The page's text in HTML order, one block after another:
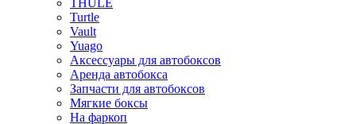
Turtle
Vault
Yuago
Аксессуары для автобоксов
Аренда автобокса
Запчасти для автобоксов
Мягкие боксы
На фаркоп